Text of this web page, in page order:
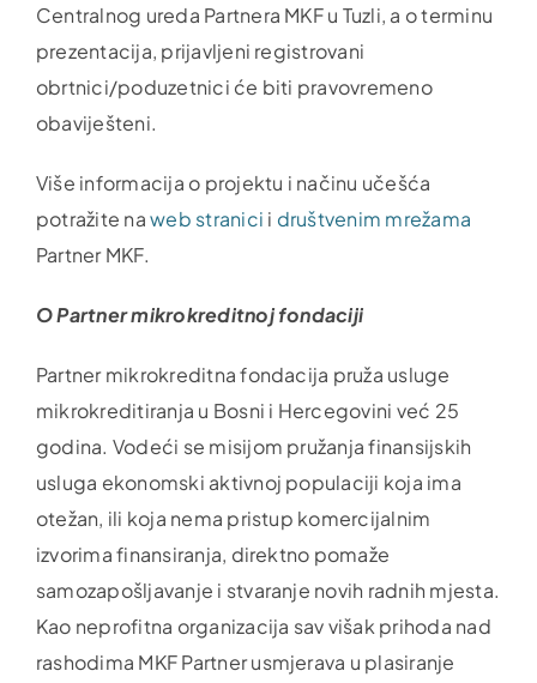
Centralnog ureda Partnera MKF u Tuzli, a o terminu
prezentacija, prijavljeni registrovani
obrtnici/poduzetnici će biti pravovremeno
obaviješteni.
Više informacija o projektu i načinu učešća
potražite naweb stranici i društvenim mrežama
Partner MKF.
O Partner mikrokreditnoj fondaciji
Partner mikrokreditna fondacija pruža usluge
mikrokreditiranja u Bosni i Hercegovini već 25
godina. Vodeći se misijom pružanja finansijskih
usluga ekonomski aktivnoj populaciji koja ima
otežan, ili koja nema pristup komercijalnim
izvorima finansiranja, direktno pomaže
samozapošljavanje i stvaranje novih radnih mjesta.
Kao neprofitna organizacija sav višak prihoda nad
rashodima MKF Partner usmjerava u plasiranje